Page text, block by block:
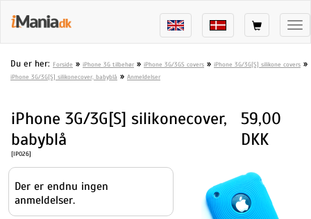
Du er her: Forside » iPhone 3G tilbehør » iPhone 3G/3GS covers » iPhone 3G/3G[S] silikone covers »
iPhone 3G/3G[S] silikonecover, babyblå » Anmeldelser
iPhone 3G/3G[S] silikonecover,
babyblå
[IP026]
59,00
DKK
Der er endnu ingen
anmeldelser.